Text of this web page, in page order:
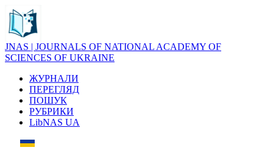
JNAS | JOURNALS OF NATIONAL ACADEMY OF
SCIENCES OF UKRAINE
ЖУРНАЛИ
ПЕРЕГЛЯД
ПОШУК
РУБРИКИ
LibNAS UA